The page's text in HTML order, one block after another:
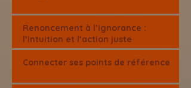
Renoncement à l’ignorance :
l’intuition et l’action juste
Connecter ses points de référence